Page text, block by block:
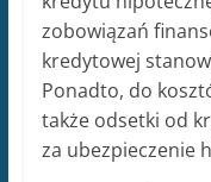
zobowiązań
kredytowej
Ponadto, do
także odsetki od
za ubezpieczenie